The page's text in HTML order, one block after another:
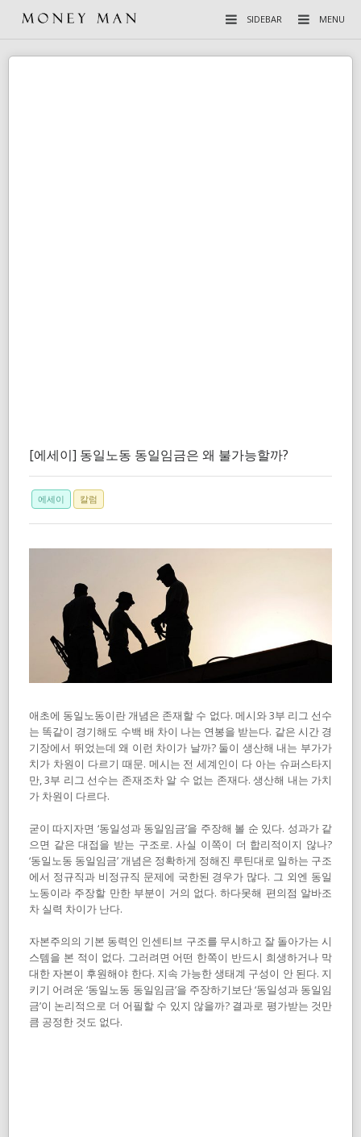
MENU
SIDEBAR
[에세이] 동일노동 동일임금은 왜 불가능할까?
에세이 칼럼
애초에 동일노동이란 개념은 존재할 수 없다. 메시와 3부 리그 선수
는 똑같이 경기해도 수백 배 차이 나는 연봉을 받는다. 같은 시간 경
기장에서 뛰었는데 왜 이런 차이가 날까? 둘이 생산해 내는 부가가
치가 차원이 다르기 때문. 메시는 전 세계인이 다 아는 슈퍼스타지
만, 3부 리그 선수는 존재조차 알 수 없는 존재다. 생산해 내는 가치
가 차원이 다르다.
굳이 따지자면 ‘동일성과 동일임금’을 주장해 볼 순 있다. 성과가 같
으면 같은 대접을 받는 구조로. 사실 이쪽이 더 합리적이지 않나?
‘동일노동 동일임금’ 개념은 정확하게 정해진 루틴대로 일하는 구조
에서 정규직과 비정규직 문제에 국한된 경우가 많다. 그 외엔 동일
노동이라 주장할 만한 부분이 거의 없다. 하다못해 편의점 알바조
차 실력 차이가 난다.
자본주의의 기본 동력인 인센티브 구조를 무시하고 잘 돌아가는 시
스템을 본 적이 없다. 그러려면 어떤 한쪽이 반드시 희생하거나 막
대한 자본이 후원해야 한다. 지속 가능한 생태계 구성이 안 된다. 지
키기 어려운 ‘동일노동 동일임금’을 주장하기보단 ‘동일성과 동일임
금’이 논리적으로 더 어필할 수 있지 않을까? 결과로 평가받는 것만
큼 공정한 것도 없다.